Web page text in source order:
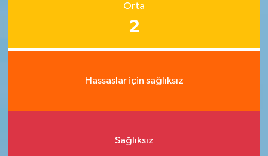
Orta
2
Hassaslar için sağlıksız
Sağlıksız